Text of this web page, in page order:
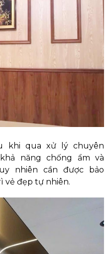
khi qua xử lý chuyên
năng chống ẩm và
nhiên cần được bảo
vẻ đẹp tự nhiên.